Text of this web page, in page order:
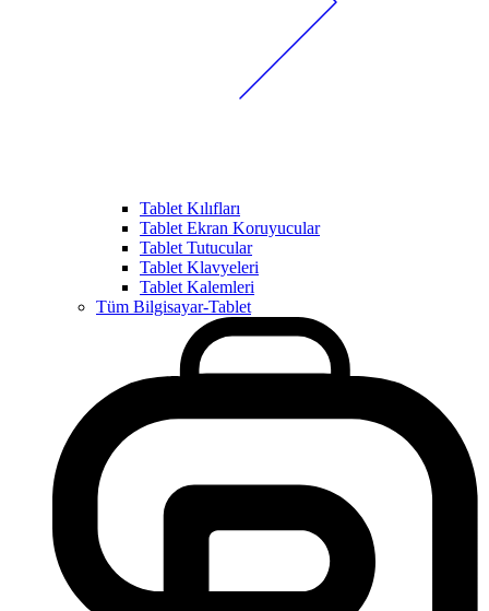
Tablet Kılıfları
Tablet Ekran Koruyucular
Tablet Tutucular
Tablet Klavyeleri
Tablet Kalemleri
Tüm Bilgisayar-Tablet